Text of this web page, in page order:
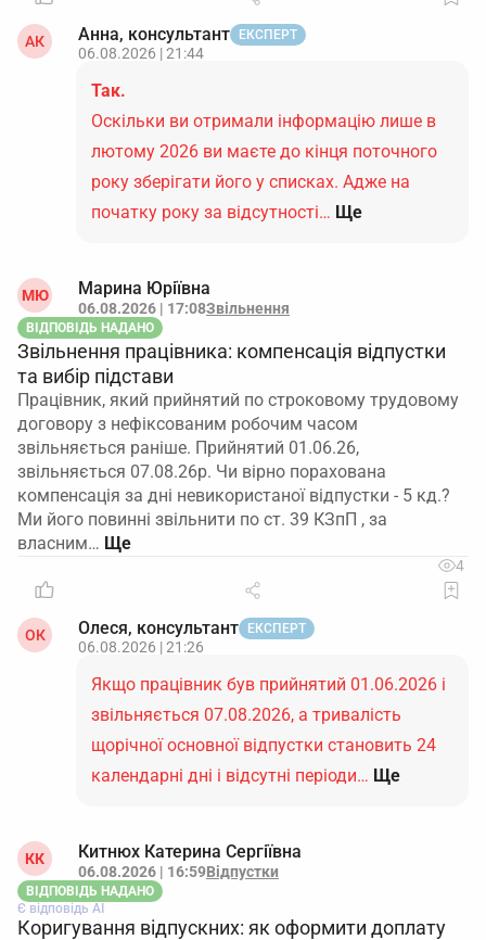
АК Анна, консультант ЕКСПЕРТ
06.08.2026 | 21:44
Так.
Оскільки ви отримали інформацію лише в
лютому 2026 ви маєте до кінця поточного
року зберігати його у списках. Адже на
початку року за відсутності… Ще
МЮ Марина Юріївна
06.08.2026 | 17:08Звільнення
ВІДПОВІДЬ НАДАНО
Звільнення працівника: компенсація відпустки
та вибір підстави
Працівник, який прийнятий по строковому трудовому
договору з нефіксованим робочим часом
звільняється раніше. Прийнятий 01.06.26,
звільняється 07.08.26р. Чи вірно порахована
компенсація за дні невикористаної відпустки - 5 кд.?
Ми його повинні звільнити по ст. 39 КЗпП , за
власним…
4
ОК Олеся, консультант ЕКСПЕРТ
06.08.2026 | 21:26
Якщо працівник був прийнятий 01.06.2026 і
звільняється 07.08.2026, а тривалість
щорічної основної відпустки становить 24
календарні дні і відсутні періоди… Ще
КК Китнюх Катерина Сергіївна
06.08.2026 | 16:59Відпустки
ВІДПОВІДЬ НАДАНО
Є відповідь АІ
Коригування відпускних: як оформити доплату